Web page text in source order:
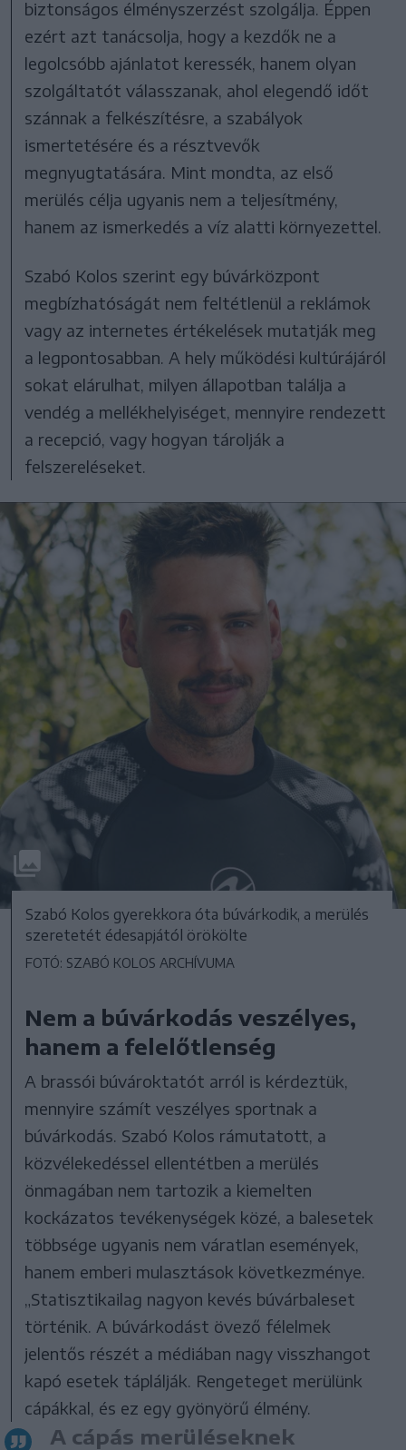
biztonságos élményszerzést szolgálja. Éppen
ezért azt tanácsolja, hogy a kezdők ne a
legolcsóbb ajánlatot keressék, hanem olyan
szolgáltatót válasszanak, ahol elegendő időt
szánnak a felkészítésre, a szabályok
ismertetésére és a résztvevők
megnyugtatására. Mint mondta, az első
merülés célja ugyanis nem a teljesítmény,
hanem az ismerkedés a víz alatti környezettel.
Szabó Kolos szerint egy búvárközpont
megbízhatóságát nem feltétlenül a reklámok
vagy az internetes értékelések mutatják meg
a legpontosabban. A hely működési kultúrájáról
sokat elárulhat, milyen állapotban találja a
vendég a mellékhelyiséget, mennyire rendezett
a recepció, vagy hogyan tárolják a
felszereléseket.
Szabó Kolos gyerekkora óta búvárkodik, a merülés
szeretetét édesapjától örökölte
FOTÓ: SZABÓ KOLOS ARCHÍVUMA
Nem a búvárkodás veszélyes,
hanem a felelőtlenség
A brassói búvároktatót arról is kérdeztük,
mennyire számít veszélyes sportnak a
búvárkodás. Szabó Kolos rámutatott, a
közvélekedéssel ellentétben a merülés
önmagában nem tartozik a kiemelten
kockázatos tevékenységek közé, a balesetek
többsége ugyanis nem váratlan események,
hanem emberi mulasztások következménye.
„Statisztikailag nagyon kevés búvárbaleset
történik. A búvárkodást övező félelmek
jelentős részét a médiában nagy visszhangot
kapó esetek táplálják. Rengeteget merülünk
cápákkal, és ez egy gyönyörű élmény.
A cápás merüléseknek